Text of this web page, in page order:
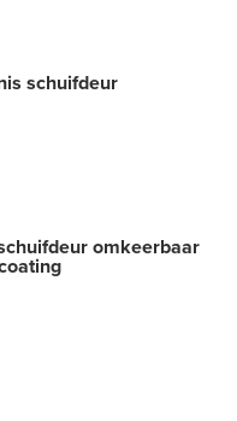
schuifdeur
omkeerbaar